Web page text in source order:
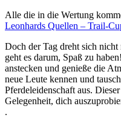
Alle die in die Wertung
Leonhards Quellen – Trail-
Doch der Tag dreht sich
geht es darum, Spaß zu
anstecken und genieße die
neue Leute kennen und
Pferdeleidenschaft aus.
Gelegenheit, dich
.